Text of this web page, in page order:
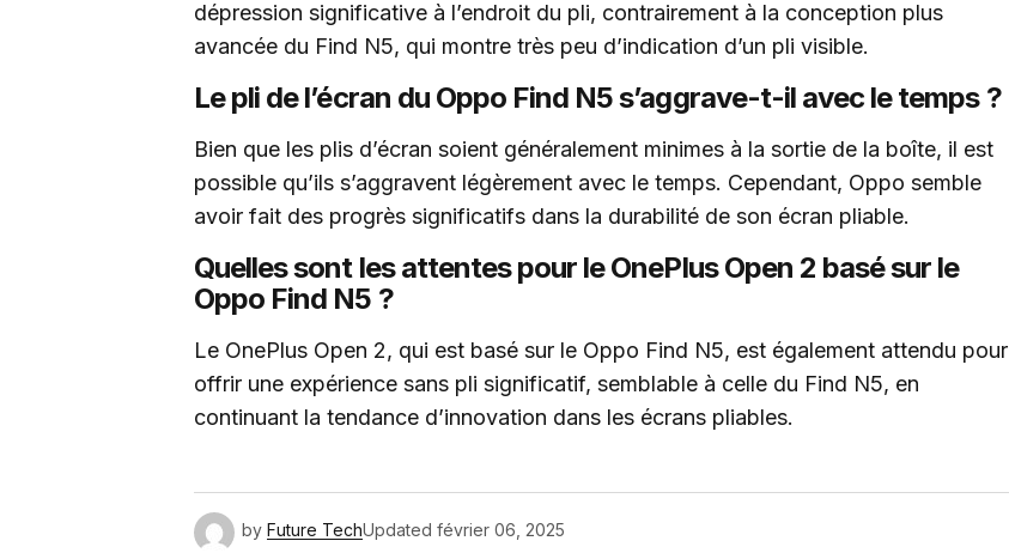
dépression significative à l’endroit du pli, contrairement à la conception plus
avancée du Find N5, qui montre très peu d’indication d’un pli visible.
Le pli de l’écran du Oppo Find N5 s’aggrave-t-il avec le temps ?
Bien que les plis d’écran soient généralement minimes à la sortie de la boîte, il est
possible qu’ils s’aggravent légèrement avec le temps. Cependant, Oppo semble
avoir fait des progrès significatifs dans la durabilité de son écran pliable.
Quelles sont les attentes pour le OnePlus Open 2 basé sur le
Oppo Find N5 ?
Le OnePlus Open 2, qui est basé sur le Oppo Find N5, est également attendu pour
offrir une expérience sans pli significatif, semblable à celle du Find N5, en
continuant la tendance d’innovation dans les écrans pliables.
by Future TechUpdated février 06, 2025